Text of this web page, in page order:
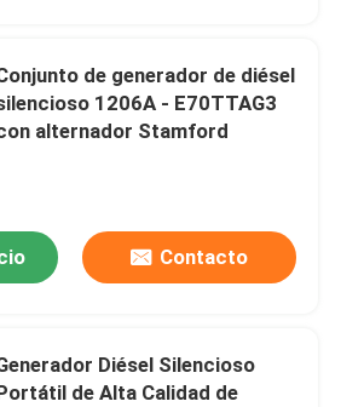
de generador de diésel
1206A - E70TTAG3
alternador Stamford
Contacto
Diésel Silencioso
de Alta Calidad de